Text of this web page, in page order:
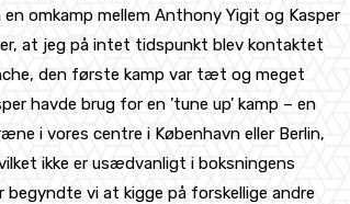
omkamp mellem Anthony Yigit og Kasper
at jeg på intet tidspunkt blev kontaktet
den første kamp var tæt og meget
havde brug for en ’tune up’ kamp – en
i vores centre i København eller Berlin,
ikke er usædvanligt i boksningens
vi at kigge på forskellige andre